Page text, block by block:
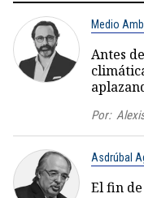
Medio
Antes
Por:
Asdrúbal
El fin